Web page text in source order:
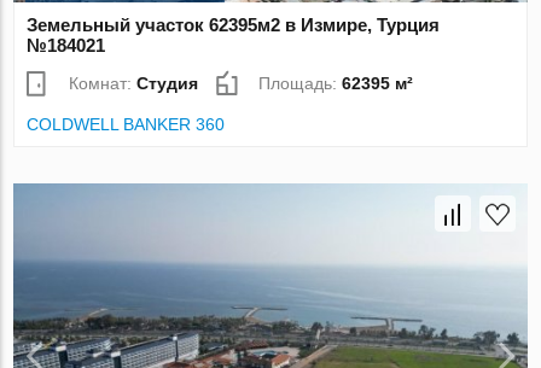
Земельный участок 62395м2 в Измире, Турция
№184021
Комнат:Студия Площадь:62395 м²
COLDWELL BANKER 360